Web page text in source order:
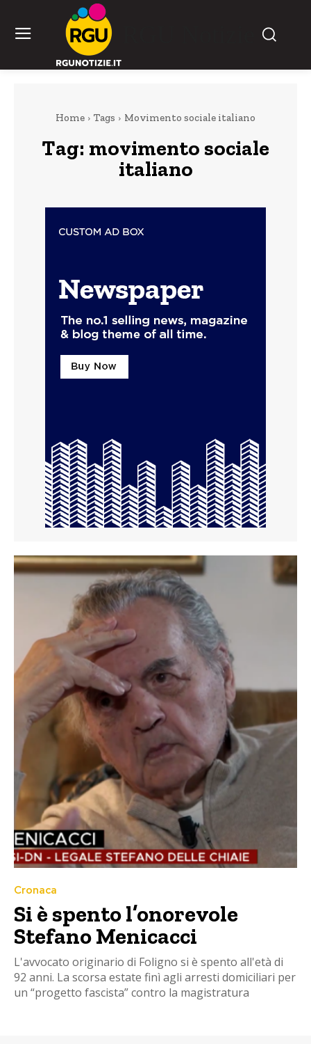
Home Tags Movimento sociale italiano
Tag: movimento sociale
italiano
Cronaca
Si è spento l’onorevole
Stefano Menicacci
L'avvocato originario di Foligno si è spento all'età di
92 anni. La scorsa estate finì agli arresti domiciliari per
un “progetto fascista” contro la magistratura